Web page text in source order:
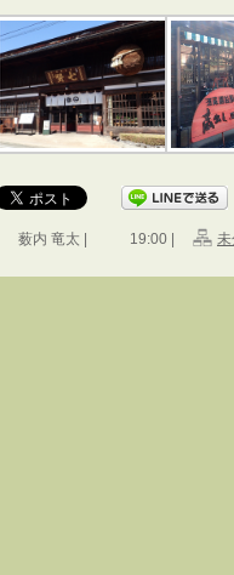
薮内 竜太 | 19:00 |